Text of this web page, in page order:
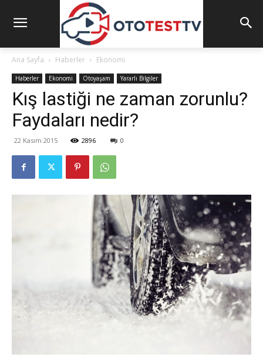
Ana Sayfa Haberler Ekonomi
Haberler Ekonomi Otoyaşam Yararlı Bilgiler
Kış lastiği ne zaman zorunlu?
Faydaları nedir?
22 Kasım 2015 2896 0